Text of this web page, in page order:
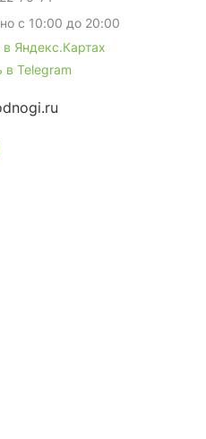
с 10:00 до 20:00
Яндекс.Картах
в Telegram